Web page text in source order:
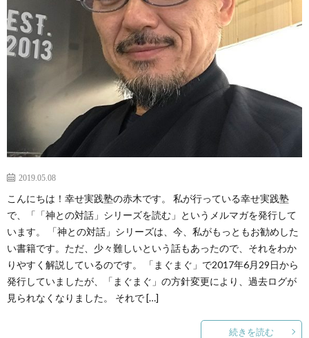
2019.05.08
こんにちは！幸せ実践塾の赤木です。 私が行っている幸せ実践塾
で、「「神との対話」シリーズを読む」というメルマガを発行して
います。 「神との対話」シリーズは、今、私がもっともお勧めした
い書籍です。ただ、少々難しいという話もあったので、それをわか
りやすく解説しているのです。 「まぐまぐ」で2017年6月29日から
発行していましたが、「まぐまぐ」の方針変更により、過去ログが
見られなくなりました。 それで […]
続きを読む